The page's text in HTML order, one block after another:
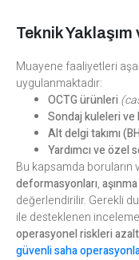
Teknik
Muayene faaliyetleri
uygulanmaktadır:
OCTG ürünleri
Sondaj kuleleri ve
Alt delgi takımı
Yardımcı ve özel
Bu kapsamda boruların
deformasyonları,aşınma
değerlendirilir. Gerekli
ile desteklenen
operasyonel riskleri
güvenli saha